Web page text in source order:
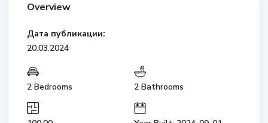
Overview
Дата публикации:
20.03.2024
2 Bedrooms 2 Bathrooms